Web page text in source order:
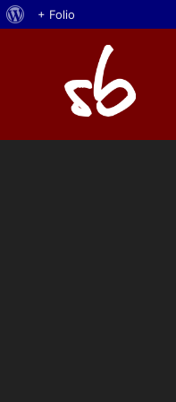
Acerca
+ Folio
contenido